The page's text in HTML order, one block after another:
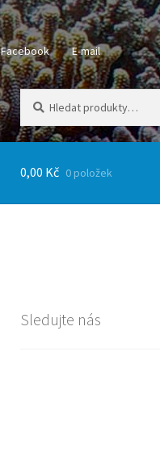
Facebook E-mail
Hledat:
Hledat
0,00 Kč 0 položek
Sledujte nás